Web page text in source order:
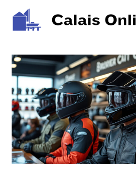
contenu